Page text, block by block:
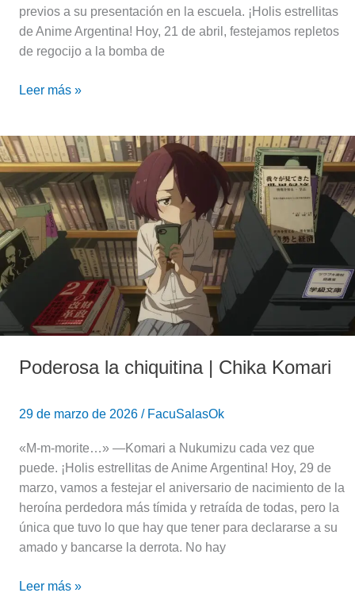
previos a su presentación en la escuela. ¡Holis estrellitas
de Anime Argentina! Hoy, 21 de abril, festejamos repletos
de regocijo a la bomba de
Leer más »
Poderosa la chiquitina | Chika Komari
29 de marzo de 2026 / FacuSalasOk
«M-m-morite…» —Komari a Nukumizu cada vez que
puede. ¡Holis estrellitas de Anime Argentina! Hoy, 29 de
marzo, vamos a festejar el aniversario de nacimiento de la
heroína perdedora más tímida y retraída de todas, pero la
única que tuvo lo que hay que tener para declararse a su
amado y bancarse la derrota. No hay
Poderosa
la
chiquitina
|
Chika
Komari
Leer más »